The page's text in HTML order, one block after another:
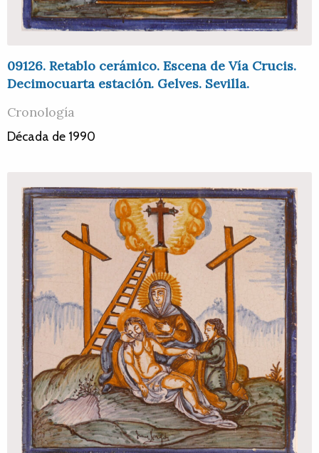
09126. Retablo cerámico. Escena de Vía Crucis.
Decimocuarta estación. Gelves. Sevilla.
Cronología
Década de 1990